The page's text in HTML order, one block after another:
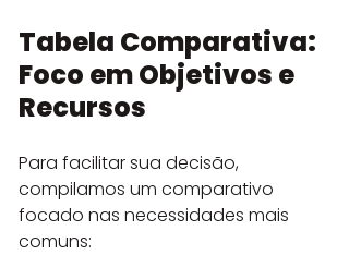
Tabela Comparativa:
Foco em Objetivos e
Recursos
Para facilitar sua decisão,
compilamos um comparativo
focado nas necessidades mais
comuns: